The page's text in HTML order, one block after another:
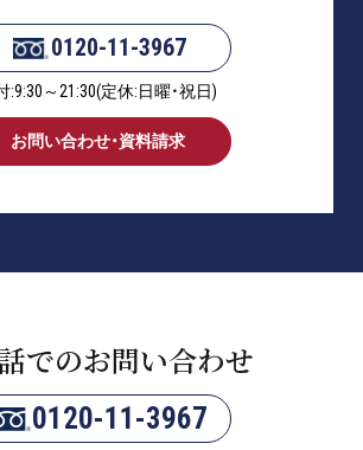
0120-11-3967
:9:30～21:30(定休:日曜・祝日)
お問い合わせ・資料請求
でのお問い合わせ
0120-11-3967